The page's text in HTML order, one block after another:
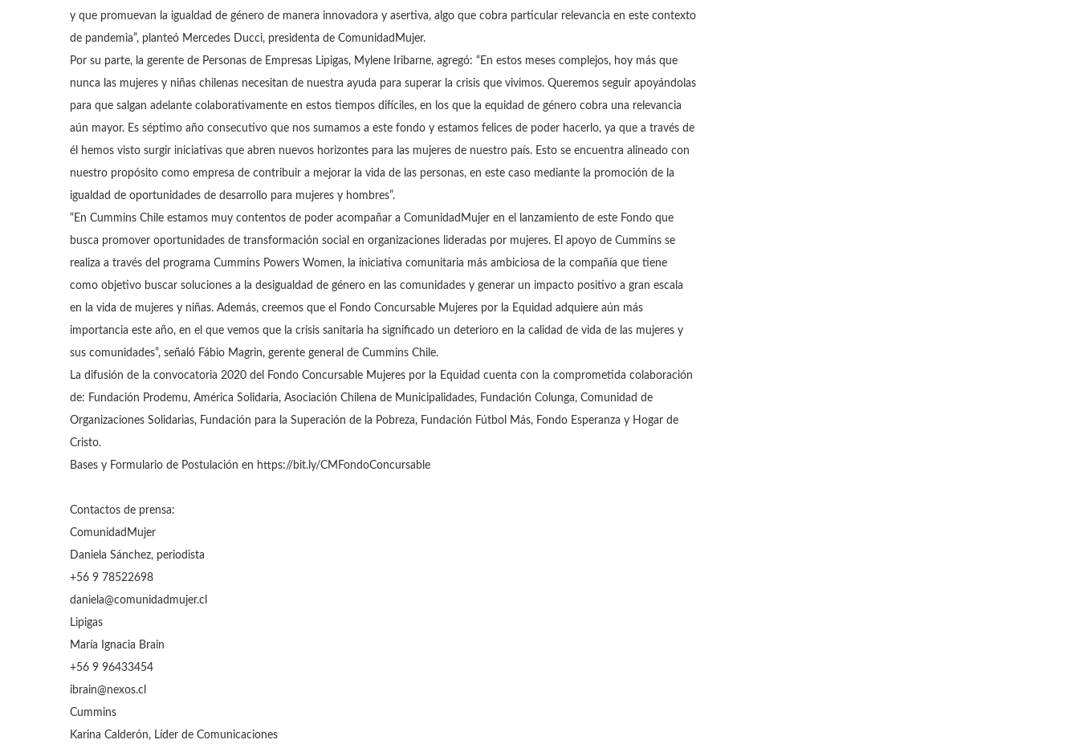
y que promuevan la igualdad de género de manera innovadora y asertiva, algo que cobra particular relevancia en este contexto
de pandemia”, planteó Mercedes Ducci, presidenta de ComunidadMujer.
Por su parte, la gerente de Personas de Empresas Lipigas, Mylene Iribarne, agregó: “En estos meses complejos, hoy más que
nunca las mujeres y niñas chilenas necesitan de nuestra ayuda para superar la crisis que vivimos. Queremos seguir apoyándolas
para que salgan adelante colaborativamente en estos tiempos difíciles, en los que la equidad de género cobra una relevancia
aún mayor. Es séptimo año consecutivo que nos sumamos a este fondo y estamos felices de poder hacerlo, ya que a través de
él hemos visto surgir iniciativas que abren nuevos horizontes para las mujeres de nuestro país. Esto se encuentra alineado con
nuestro propósito como empresa de contribuir a mejorar la vida de las personas, en este caso mediante la promoción de la
igualdad de oportunidades de desarrollo para mujeres y hombres”.
“En Cummins Chile estamos muy contentos de poder acompañar a ComunidadMujer en el lanzamiento de este Fondo que
busca promover oportunidades de transformación social en organizaciones lideradas por mujeres. El apoyo de Cummins se
realiza a través del programa Cummins Powers Women, la iniciativa comunitaria más ambiciosa de la compañía que tiene
como objetivo buscar soluciones a la desigualdad de género en las comunidades y generar un impacto positivo a gran escala
en la vida de mujeres y niñas. Además, creemos que el Fondo Concursable Mujeres por la Equidad adquiere aún más
importancia este año, en el que vemos que la crisis sanitaria ha significado un deterioro en la calidad de vida de las mujeres y
sus comunidades”, señaló Fábio Magrin, gerente general de Cummins Chile.
La difusión de la convocatoria 2020 del Fondo Concursable Mujeres por la Equidad cuenta con la comprometida colaboración
de: Fundación Prodemu, América Solidaria, Asociación Chilena de Municipalidades, Fundación Colunga, Comunidad de
Organizaciones Solidarias, Fundación para la Superación de la Pobreza, Fundación Fútbol Más, Fondo Esperanza y Hogar de
Cristo.
Bases y Formulario de Postulación en https://bit.ly/CMFondoConcursable
Contactos de prensa:
ComunidadMujer
Daniela Sánchez, periodista
+56 9 78522698
daniela@comunidadmujer.cl
Lipigas
María Ignacia Brain
+56 9 96433454
ibrain@nexos.cl
Cummins
Karina Calderón, Líder de Comunicaciones